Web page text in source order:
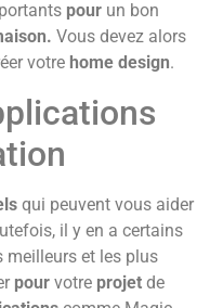
pour un bon
Vous devez alors
votre home design.
qui peuvent vous aider
il y en a certains
meilleurs et les plus
pour votre projet de